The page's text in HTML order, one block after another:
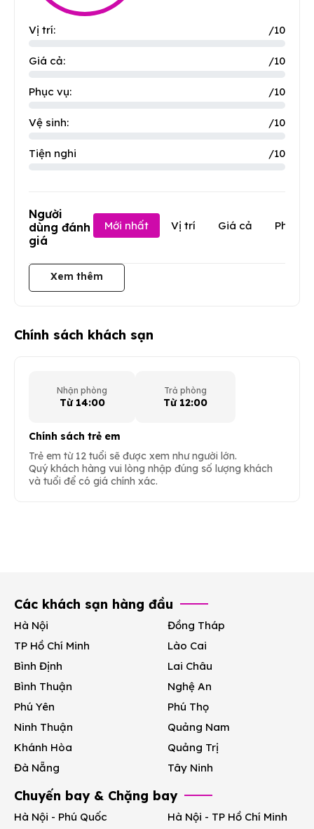
Vị trí: /10
Giá cả: /10
Phục vụ: /10
Vệ sinh: /10
Tiện nghi /10
Người
dùng đánh
giá
Mới nhất Vị trí Giá cả Phục
Xem thêm
Chính sách khách sạn
Nhận phòng
Từ 14:00
Trả phòng
Từ 12:00
Chính sách trẻ em
Trẻ em từ 12 tuổi sẽ được xem như người lớn.
Quý khách hàng vui lòng nhập đúng số lượng khách
và tuổi để có giá chính xác.
Các khách sạn hàng đầu
Hà Nội
TP Hồ Chí Minh
Bình Định
Bình Thuận
Phú Yên
Ninh Thuận
Khánh Hòa
Đà Nẵng
Đồng Tháp
Lào Cai
Lai Châu
Nghệ An
Phú Thọ
Quảng Nam
Quảng Trị
Tây Ninh
Chuyến bay & Chặng bay
Hà Nội - Phú Quốc
Hà Nội - TP Hồ Chí Minh